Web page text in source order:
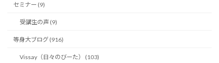
セミナー (9)
受講生の声 (9)
等身大ブログ (916)
Vissay（日々のびーた） (103)